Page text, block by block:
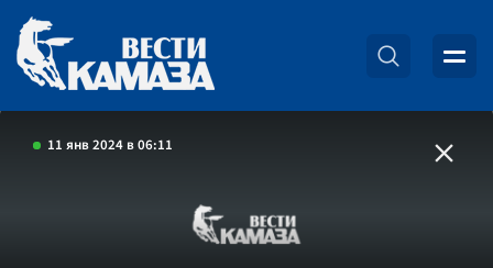
11 янв 2024 в 06:11